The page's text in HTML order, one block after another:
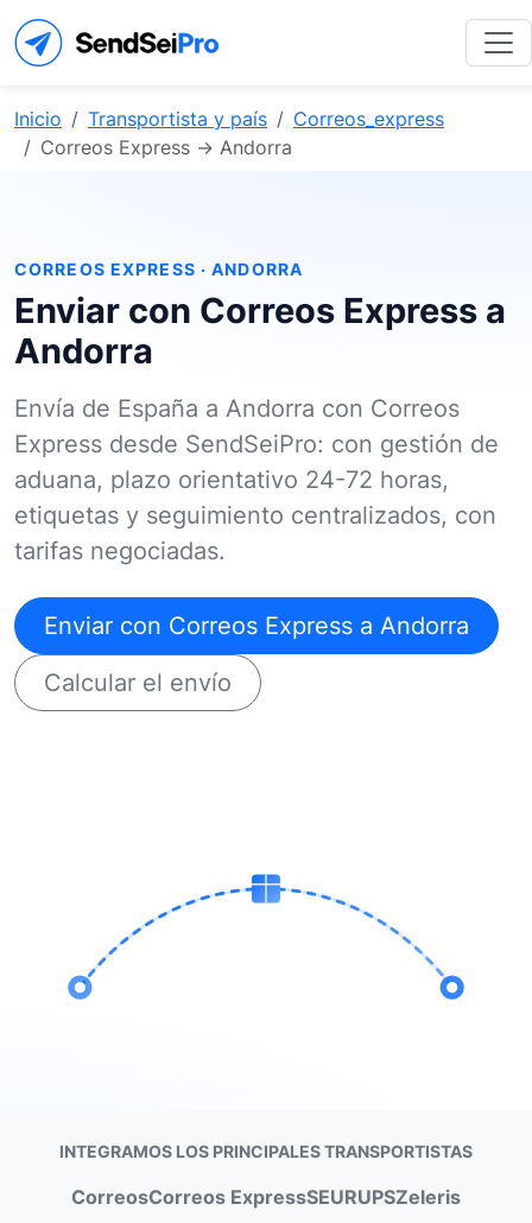
Inicio Transportista y país
Correos_express
Correos Express → Andorra
CORREOS EXPRESS · ANDORRA
Enviar con Correos Express a
Andorra
Envía de España a Andorra con Correos
Express desde SendSeiPro: con gestión de
aduana, plazo orientativo 24-72 horas,
etiquetas y seguimiento centralizados, con
tarifas negociadas.
Enviar con Correos Express a Andorra
Calcular el envío
INTEGRAMOS LOS PRINCIPALES TRANSPORTISTAS
CorreosCorreos ExpressSEURUPSZeleris